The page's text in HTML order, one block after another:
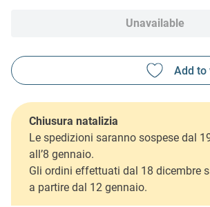
Unavailable
Chiusura natalizia
Le spedizioni saranno sospese dal
all’8 gennaio.
Gli ordini effettuati dal 18 dicembre
a partire dal 12 gennaio.